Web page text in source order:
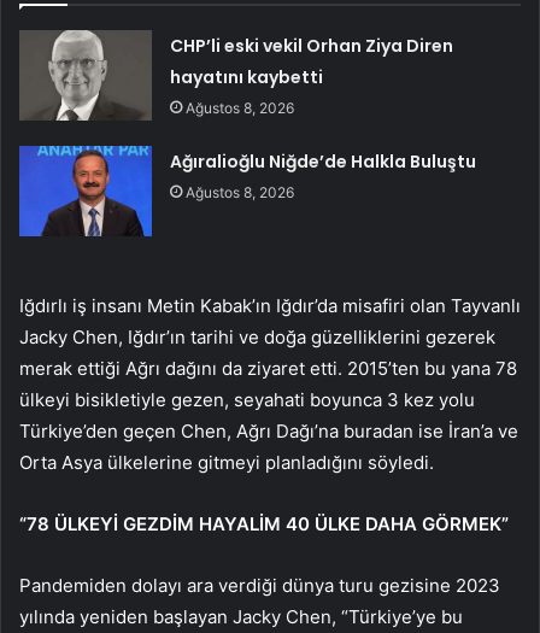
CHP’li eski vekil Orhan Ziya Diren
hayatını kaybetti
Ağustos 8, 2026
Ağıralioğlu Niğde’de Halkla Buluştu
Ağustos 8, 2026
Iğdırlı iş insanı Metin Kabak’ın Iğdır’da misafiri olan Tayvanlı
Jacky Chen, Iğdır’ın tarihi ve doğa güzelliklerini gezerek
merak ettiği Ağrı dağını da ziyaret etti. 2015’ten bu yana 78
ülkeyi bisikletiyle gezen, seyahati boyunca 3 kez yolu
Türkiye’den geçen Chen, Ağrı Dağı’na buradan ise İran’a ve
Orta Asya ülkelerine gitmeyi planladığını söyledi.
“78 ÜLKEYİ GEZDİM HAYALİM 40 ÜLKE DAHA GÖRMEK”
Pandemiden dolayı ara verdiği dünya turu gezisine 2023
yılında yeniden başlayan Jacky Chen, “Türkiye’ye bu